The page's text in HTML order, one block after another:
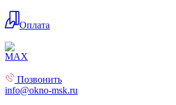
Оплата
Позвонить
info@okno-msk.ru